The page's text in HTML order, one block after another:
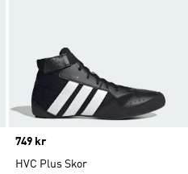
Price
749 kr
HVC Plus Skor